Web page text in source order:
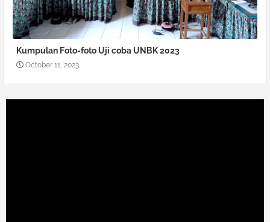
Kumpulan Foto-foto Uji coba UNBK 2023
October 11, 2023